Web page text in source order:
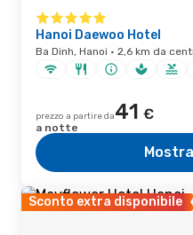
Hanoi Daewoo Hotel
Ba Dinh, Hanoi · 2,6 km da
prezzo a partire da41 €
a notte
Sconto extra disponibile